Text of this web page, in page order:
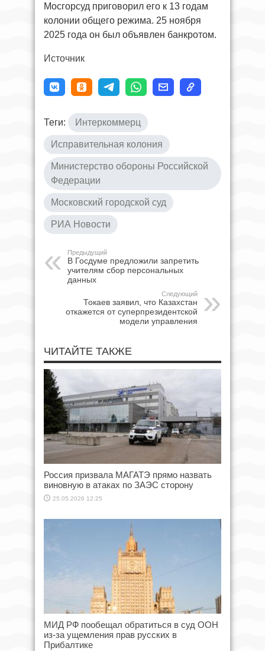
Мосгорсуд приговорил его к 13 годам
колонии общего режима. 25 ноября
2025 года он был объявлен банкротом.
Источник
Теги: Интеркоммерц
Исправительная колония
Министерство обороны Российской
Федерации
Московский городской суд
РИА Новости
Предыдущий
В Госдуме предложили запретить
учителям сбор персональных
данных
Следующий
Токаев заявил, что Казахстан
откажется от суперпрезидентской
модели управления
ЧИТАЙТЕ ТАКЖЕ
Россия призвала МАГАТЭ прямо назвать
виновную в атаках по ЗАЭС сторону
25.05.2026 12:25
МИД РФ пообещал обратиться в суд ООН
из-за ущемления прав русских в
Прибалтике